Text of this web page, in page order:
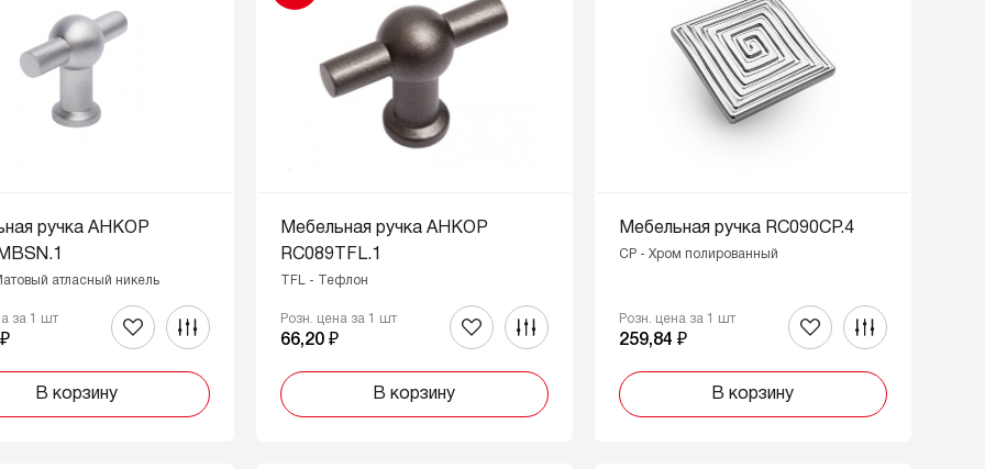
ручка АНКОР
атласный никель
за 1 шт
В корзину
Мебельная ручка АНКОР
RC089TFL.1
TFL - Тефлон
Розн. цена за 1 шт
66,20 ₽
В корзину
Мебельная ручка RC090CP.4
CP - Хром полированный
Розн. цена за 1 шт
259,84 ₽
В корзину